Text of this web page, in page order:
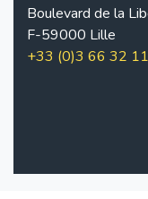
Boulevard de la
F-59000 Lille
+33 (0)3 66 32